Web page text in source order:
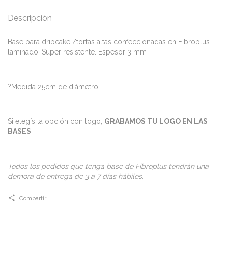
Descripción
Base para dripcake /tortas altas confeccionadas en Fibroplus
laminado. Super resistente. Espesor 3 mm
?Medida 25cm de diámetro
Si elegís la opción con logo, GRABAMOS TU LOGO EN LAS
BASES
Todos los pedidos que tenga base de Fibroplus tendrán una
demora de entrega de 3 a 7 días hábiles.
Compartir